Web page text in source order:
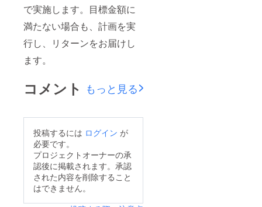
で実施します。目標金額に
満たない場合も、計画を実
行し、リターンをお届けし
ます。
コメント もっと見る
投稿するには ログイン が
必要です。
プロジェクトオーナーの承
認後に掲載されます。承認
された内容を削除すること
はできません。